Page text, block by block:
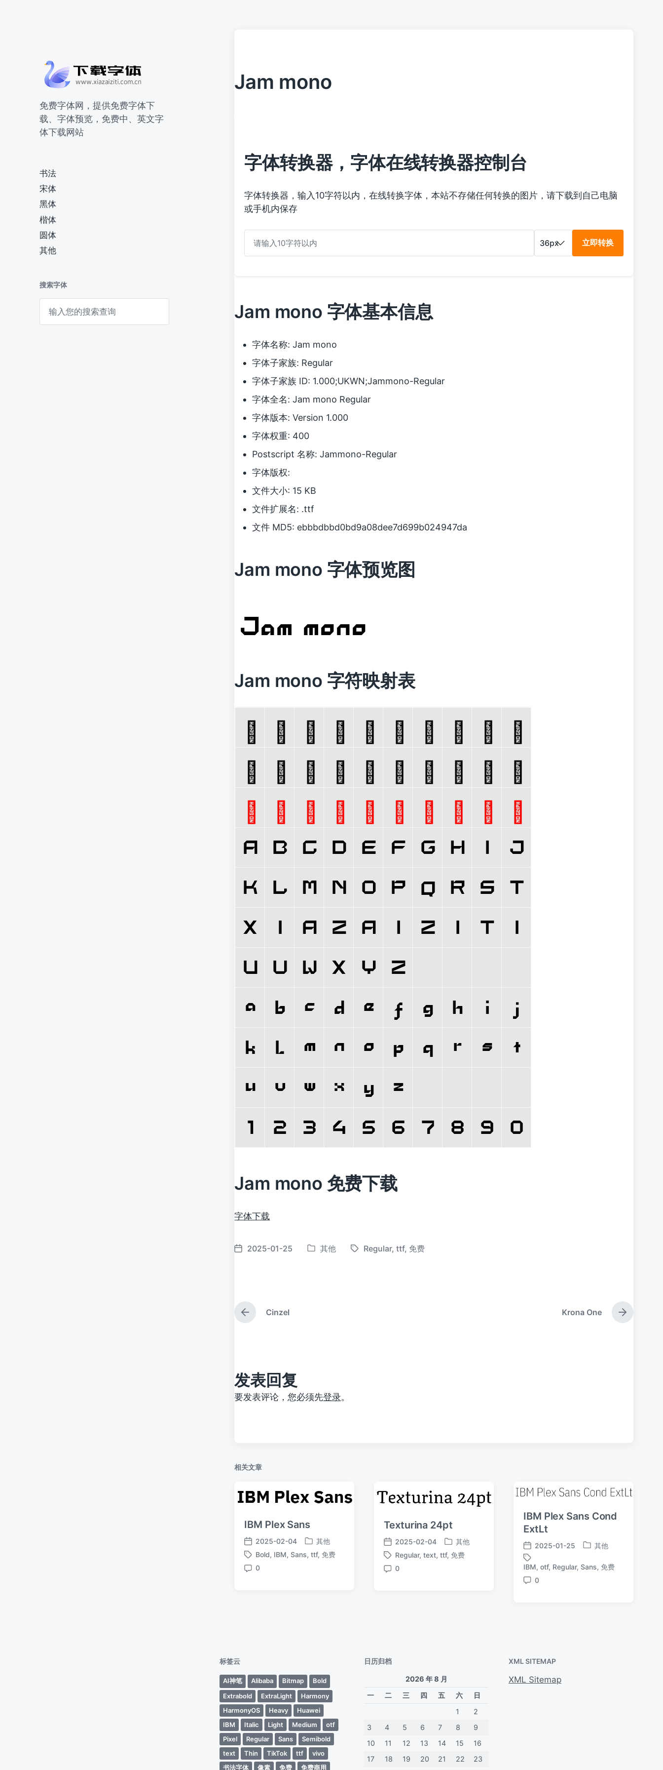
免费字体网，提供免费字体下
载、字体预览，免费中、英文字
体下载网站
书法
宋体
黑体
楷体
圆体
其他
搜索字体
Jam mono
字体转换器，字体在线转换器控制台
字体转换器，输入10字符以内，在线转换字体，本站不存储任何转换的图片，请下载到自己电脑
或手机内保存
立即转换
Jam mono 字体基本信息
字体名称: Jam mono
字体子家族: Regular
字体子家族 ID: 1.000;UKWN;Jammono-Regular
字体全名: Jam mono Regular
字体版本: Version 1.000
字体权重: 400
Postscript 名称: Jammono-Regular
字体版权:
文件大小: 15 KB
文件扩展名: .ttf
文件 MD5: ebbbdbbd0bd9a08dee7d699b024947da
Jam mono 字体预览图
Jam mono 字符映射表
Jam mono 免费下载
字体下载
发
2025-01-25
发
其他
标
Regular,ttf, 免费
上
篇
Cinzel
下
篇
Krona One
发表回复
要发表评论，您必须先登录。
相关文章
IBM Plex Sans
发
布
日
2025-02-04
发
布
其他
标
签
Bold, IBM,Sans,ttf, 免费
评
0
Texturina 24pt
发
布
日
2025-02-04
发
布
其他
标
签
Regular,text,ttf, 免费
评
0
IBM Plex Sans Cond
ExtLt
发
布
日
期
2025-01-25
发
于
其他
标
签
IBM,otf, Regular,Sans, 免费
评
0
标签云
AI神笔 Alibaba Bitmap
Bold
Extrabold
ExtraLight
Harmony
HarmonyOS
Heavy
Huawei
IBM
Italic Light Medium
otf
Pixel
Regular Sans
Semibold
text
Thin TikTok ttf
vivo
书法字体
像素 免费 免费商用
日历归档
2026 年 8 月
一
二 三 四 五 六
日
1
2
3
4 5 6 7 8
9
10
11 12 13 14 15
16
17
18 19 20 21 22 23
XML SITEMAP
XML Sitemap